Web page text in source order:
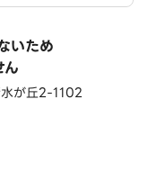
いため
ん
が丘2-1102